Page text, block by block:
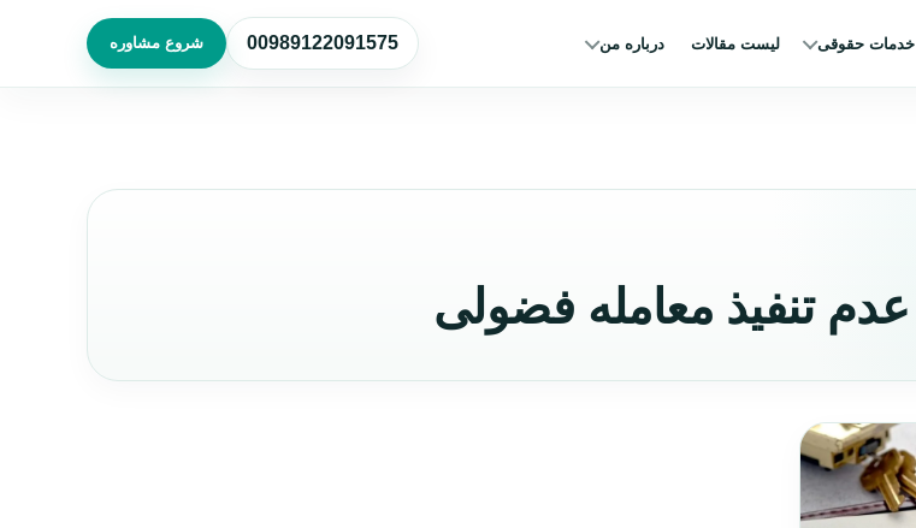
خدمات حقوقی لیست مقالات درباره من 00989122091575 شروع مشاوره
عدم تنفیذ معامله فضولی